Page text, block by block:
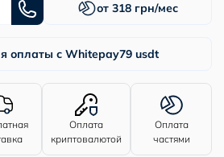
от 318 грн/мес
оплаты с Whitepay79 usdt
Оплата
криптовалютой
Оплата
частями